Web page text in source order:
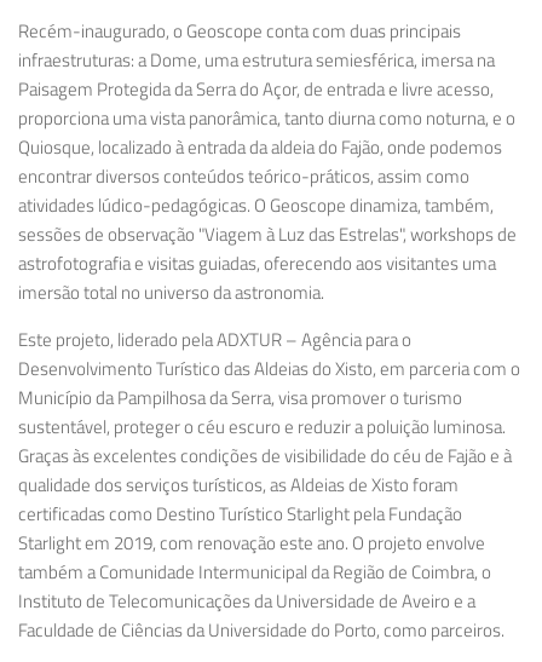
Recém-inaugurado, o Geoscope conta com duas principais
infraestruturas: a Dome, uma estrutura semiesférica, imersa na
Paisagem Protegida da Serra do Açor, de entrada e livre acesso,
proporciona uma vista panorâmica, tanto diurna como noturna, e o
Quiosque, localizado à entrada da aldeia do Fajão, onde podemos
encontrar diversos conteúdos teórico-práticos, assim como
atividades lúdico-pedagógicas. O Geoscope dinamiza, também,
sessões de observação "Viagem à Luz das Estrelas", workshops de
astrofotografia e visitas guiadas, oferecendo aos visitantes uma
imersão total no universo da astronomia.
Este projeto, liderado pela ADXTUR – Agência para o
Desenvolvimento Turístico das Aldeias do Xisto, em parceria com o
Município da Pampilhosa da Serra, visa promover o turismo
sustentável, proteger o céu escuro e reduzir a poluição luminosa.
Graças às excelentes condições de visibilidade do céu de Fajão e à
qualidade dos serviços turísticos, as Aldeias de Xisto foram
certificadas como Destino Turístico Starlight pela Fundação
Starlight em 2019, com renovação este ano. O projeto envolve
também a Comunidade Intermunicipal da Região de Coimbra, o
Instituto de Telecomunicações da Universidade de Aveiro e a
Faculdade de Ciências da Universidade do Porto, como parceiros.